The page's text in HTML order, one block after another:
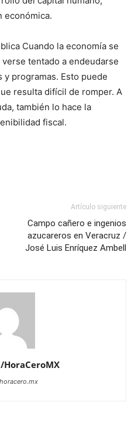
económica.
Cuando la economía se
tentado a endeudarse
programas. Esto puede
resulta difícil de romper. A
también lo hace la
fiscal.
Artículo siguiente
Campo cañero e ingenios
azucareros en Veracruz /
José Luis Enríquez Ambell
HoraCeroMX